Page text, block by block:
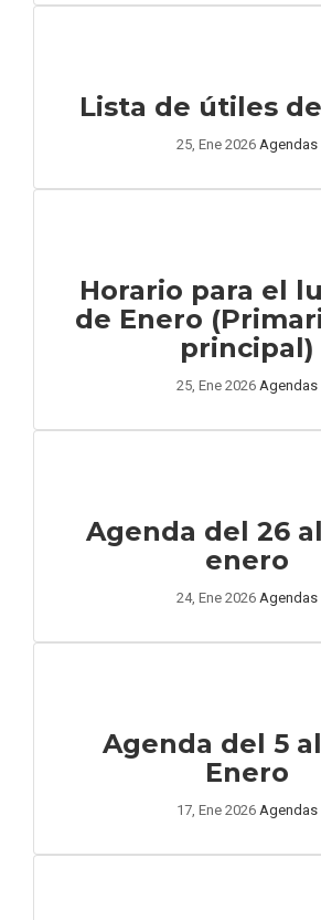
Lista de útiles de
25, Ene 2026 Agendas
Horario para el
de Enero
principal)
25, Ene 2026 Agendas
Agenda del 26
enero
24, Ene 2026 Agendas
Agenda del 5
Enero
17, Ene 2026 Agendas